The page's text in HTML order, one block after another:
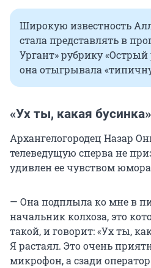
Широкую известность
стала представлять в
Ургант» рубрику
она отыгрывала
«Ух ты, какая бусинка»
Архангелогородец Назар
телеведущую сперва не
удивлен ее чувством
— Она подплыла ко мне в
начальник колхоза, это
такой, и говорит: «Ух ты,
Я растаял. Это очень
микрофон, а сзади